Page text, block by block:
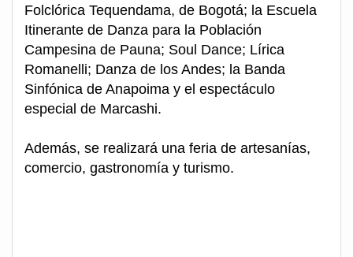
Folclórica Tequendama, de Bogotá; la Escuela
Itinerante de Danza para la Población
Campesina de Pauna; Soul Dance; Lírica
Romanelli; Danza de los Andes; la Banda
Sinfónica de Anapoima y el espectáculo
especial de Marcashi.
Además, se realizará una feria de artesanías,
comercio, gastronomía y turismo.